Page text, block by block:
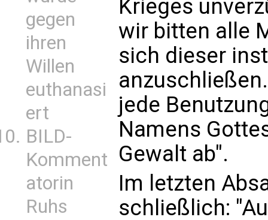
gegen
ihren
Willen
euthanasi
ert
BILD-
Komment
atorin
Ruhs
Krieges
wir bitten alle
sich dieser
jede
Namens
Gewalt ab".
Im letzten
schließlich: